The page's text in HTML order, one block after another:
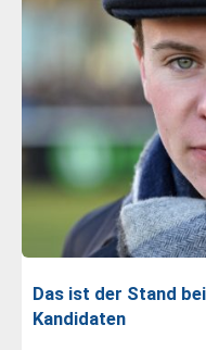
Das ist der Stand
Kandidaten